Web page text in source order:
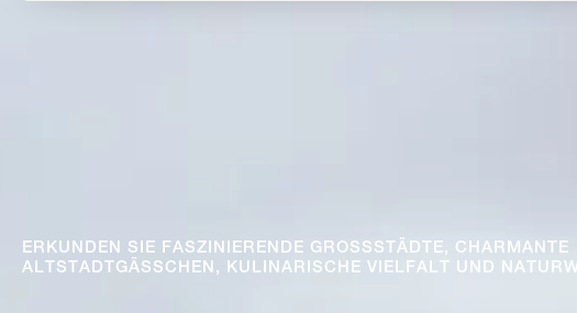
ERKUNDEN SIE FASZINIERENDE GROSSSTÄDTE, CHARMANTE
ALTSTADTGÄSSCHEN, KULINARISCHE VIELFALT UND